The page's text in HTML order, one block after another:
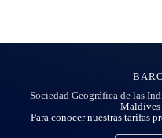
Sociedad Geográfica de las
Maldives
Para conocer nuestras tarifas